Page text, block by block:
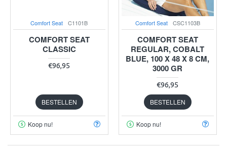
Comfort Seat C1101B
COMFORT SEAT
CLASSIC
€96,95
BESTELLEN
Koop nu!
Comfort Seat CSC1103B
COMFORT SEAT
REGULAR, COBALT
BLUE, 100 X 48 X 8 CM,
3000 GR
€96,95
BESTELLEN
Koop nu!